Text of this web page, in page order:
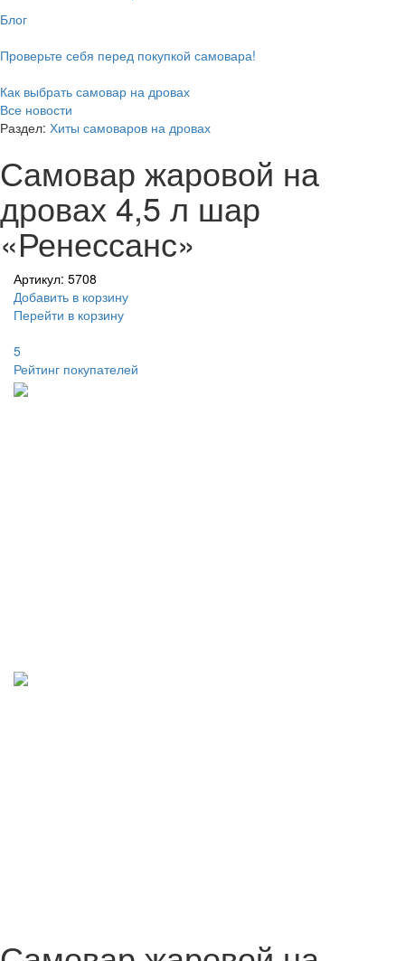
Блог
Проверьте себя перед покупкой самовара!
Как выбрать самовар на дровах
Все новости
Раздел: Хиты самоваров на дровах
Самовар жаровой на
дровах 4,5 л шар
«Ренессанс»
Артикул: 5708
Добавить в корзину
Перейти в корзину
5
Рейтинг покупателей